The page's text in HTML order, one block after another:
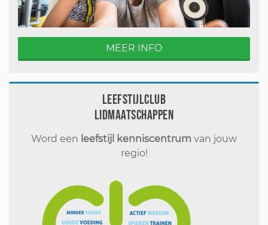
MEER INFO
Leefstijlclub
Lidmaatschappen
Word een leefstijl kenniscentrum van jouw
regio!